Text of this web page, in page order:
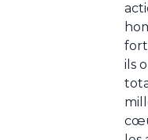
ils